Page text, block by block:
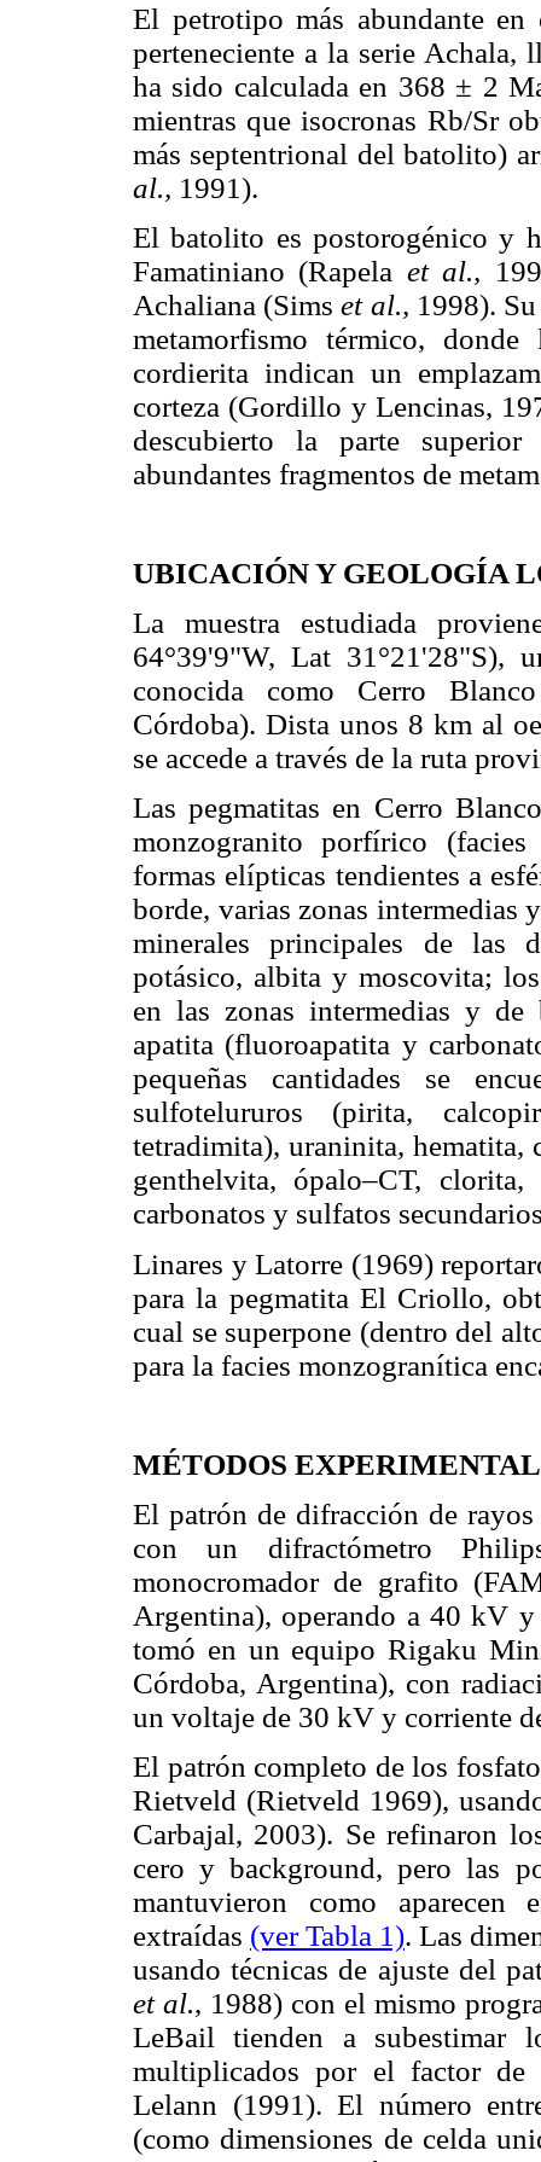
El petrotipo más abundante
perteneciente a la serie Achala,
ha sido calculada en 368 ± 2
mientras que isocronas Rb/Sr
más septentrional del batolito)
al., 1991).
El batolito es postorogénico y
Famatiniano (Rapela et al.,
Achaliana (Simset al., 1998).
metamorfismo térmico,
cordierita indican un
corteza (Gordillo y Lencinas,
descubierto la parte
abundantes fragmentos de
UBICACIÓN Y GEOLOGÍA
La muestra estudiada
64°39'9"W, Lat 31°21'28"S),
conocida como Cerro
Córdoba). Dista unos 8 km al
se accede a través de la ruta
Las pegmatitas en Cerro
monzogranito porfírico
formas elípticas tendientes a
borde, varias zonas
minerales principales de las
potásico, albita y moscovita;
en las zonas intermedias y
apatita (fluoroapatita y
pequeñas cantidades se
sulfotelururos (pirita,
tetradimita), uraninita, hematita,
genthelvita, ópalo–CT,
carbonatos y sulfatos
Linares y Latorre (1969)
para la pegmatita El Criollo,
cual se superpone (dentro del
para la facies monzogranítica
MÉTODOS
El patrón de difracción de
con un difractómetro
monocromador de grafito
Argentina), operando a 40 kV
tomó en un equipo Rigaku
Córdoba, Argentina), con
un voltaje de 30 kV y corriente
El patrón completo de los
Rietveld (Rietveld 1969),
Carbajal, 2003). Se refinaron
cero y background, pero las
mantuvieron como
extraídas (ver Tabla 1). Las
usando técnicas de ajuste del
et al., 1988) con el mismo
LeBail tienden a subestimar
multiplicados por el factor de
Lelann (1991). El número
(como dimensiones de celda